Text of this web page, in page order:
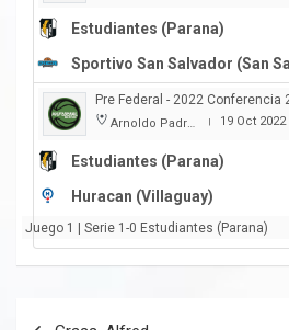
Estudiantes (Parana)
Sportivo San Salvador (San
Pre Federal - 2022 Conferencia
Arnoldo Padre Lobbosco | 19 Oct 2022
Estudiantes (Parana)
Huracan (Villaguay)
Juego 1 | Serie 1-0 Estudiantes (Parana)